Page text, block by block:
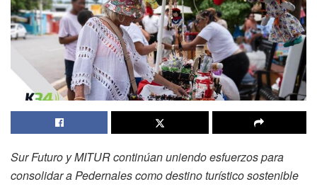
Sur Futuro y MITUR continúan uniendo esfuerzos para
consolidar a Pedernales como destino turístico sostenible